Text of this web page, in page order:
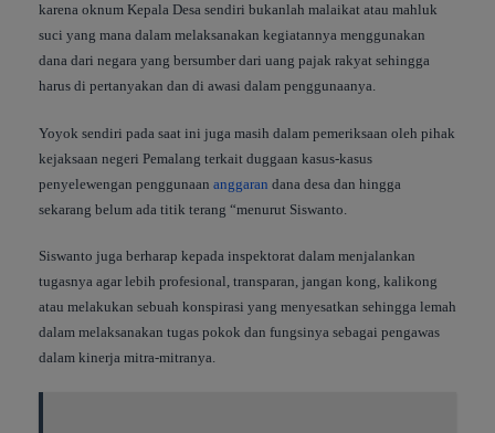
karena oknum Kepala Desa sendiri bukanlah malaikat atau mahluk
suci yang mana dalam melaksanakan kegiatannya menggunakan
dana dari negara yang bersumber dari uang pajak rakyat sehingga
harus di pertanyakan dan di awasi dalam penggunaanya.
Yoyok sendiri pada saat ini juga masih dalam pemeriksaan oleh pihak
kejaksaan negeri Pemalang terkait duggaan kasus-kasus
penyelewengan penggunaan anggaran dana desa dan hingga
sekarang belum ada titik terang “menurut Siswanto.
Siswanto juga berharap kepada inspektorat dalam menjalankan
tugasnya agar lebih profesional, transparan, jangan kong, kalikong
atau melakukan sebuah konspirasi yang menyesatkan sehingga lemah
dalam melaksanakan tugas pokok dan fungsinya sebagai pengawas
dalam kinerja mitra-mitranya.